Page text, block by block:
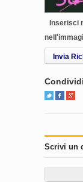
Inserisci
Invia
Scrivi un